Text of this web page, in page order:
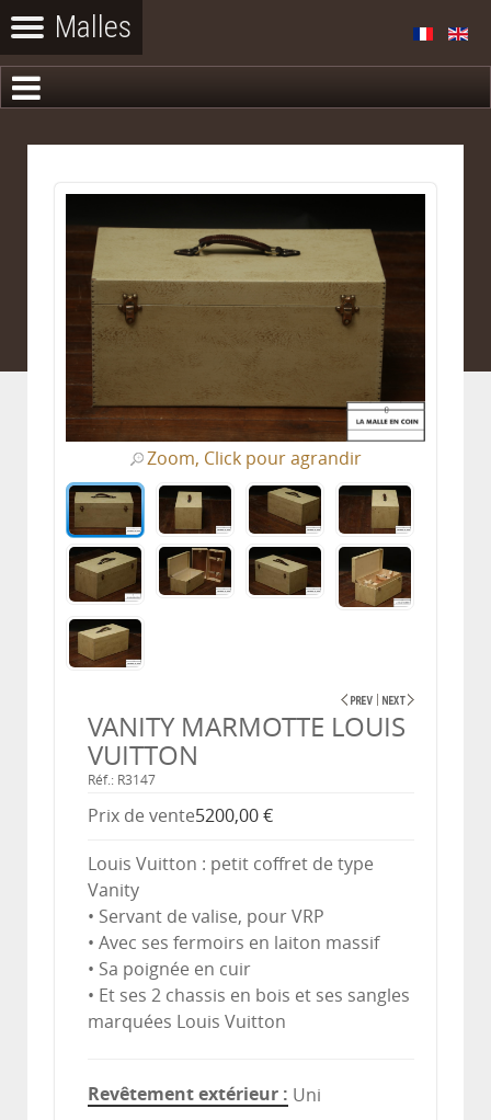
Zoom, Click pour agrandir
VANITY MARMOTTE LOUIS
VUITTON
Réf.: R3147
Prix ​​de vente5200,00 €
Louis Vuitton : petit coffret de type
Vanity
• Servant de valise, pour VRP
• Avec ses fermoirs en laiton massif
• Sa poignée en cuir
• Et ses 2 chassis en bois et ses sangles
marquées Louis Vuitton
Revêtement extérieur Uni